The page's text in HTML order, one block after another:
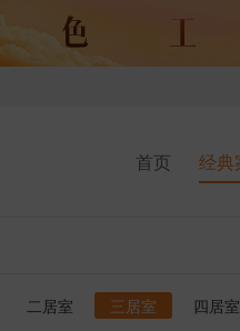
首页 经典
二居室 三居室
四居室